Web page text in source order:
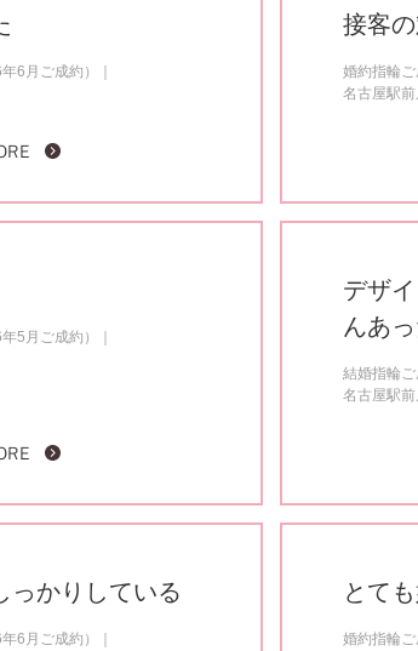
6月ご成約）
接客
婚約指輪ご
名古屋駅
5月ご成約）
デザ
んあ
結婚指輪ご
名古屋駅
っかりしている
6月ご成約）
とて
婚約指輪ご